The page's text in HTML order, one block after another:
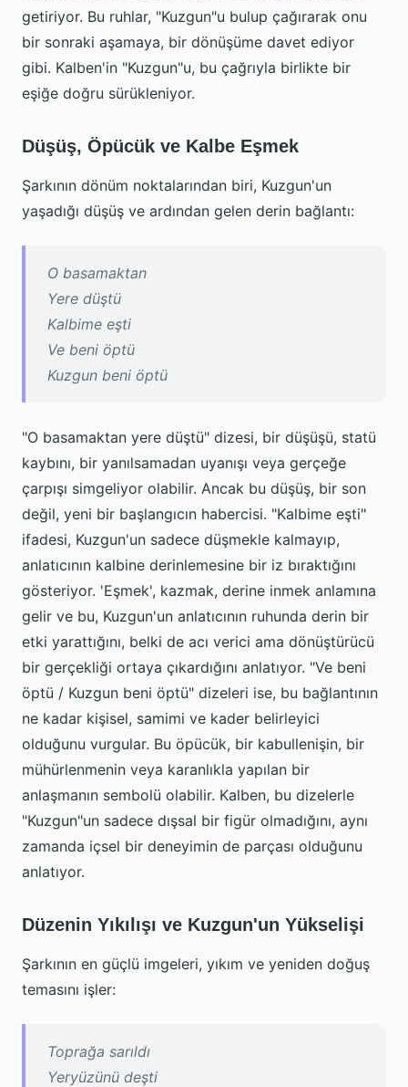
getiriyor. Bu ruhlar, "Kuzgun"u bulup çağırarak onu
bir sonraki aşamaya, bir dönüşüme davet ediyor
gibi. Kalben'in "Kuzgun"u, bu çağrıyla birlikte bir
eşiğe doğru sürükleniyor.
Düşüş, Öpücük ve Kalbe Eşmek
Şarkının dönüm noktalarından biri, Kuzgun'un
yaşadığı düşüş ve ardından gelen derin bağlantı:
O basamaktan
Yere düştü
Kalbime eşti
Ve beni öptü
Kuzgun beni öptü
"O basamaktan yere düştü" dizesi, bir düşüşü, statü
kaybını, bir yanılsamadan uyanışı veya gerçeğe
çarpışı simgeliyor olabilir. Ancak bu düşüş, bir son
değil, yeni bir başlangıcın habercisi. "Kalbime eşti"
ifadesi, Kuzgun'un sadece düşmekle kalmayıp,
anlatıcının kalbine derinlemesine bir iz bıraktığını
gösteriyor. 'Eşmek', kazmak, derine inmek anlamına
gelir ve bu, Kuzgun'un anlatıcının ruhunda derin bir
etki yarattığını, belki de acı verici ama dönüştürücü
bir gerçekliği ortaya çıkardığını anlatıyor. "Ve beni
öptü / Kuzgun beni öptü" dizeleri ise, bu bağlantının
ne kadar kişisel, samimi ve kader belirleyici
olduğunu vurgular. Bu öpücük, bir kabullenişin, bir
mühürlenmenin veya karanlıkla yapılan bir
anlaşmanın sembolü olabilir. Kalben, bu dizelerle
"Kuzgun"un sadece dışsal bir figür olmadığını, aynı
zamanda içsel bir deneyimin de parçası olduğunu
anlatıyor.
Düzenin Yıkılışı ve Kuzgun'un Yükselişi
Şarkının en güçlü imgeleri, yıkım ve yeniden doğuş
temasını işler:
Toprağa sarıldı
Yeryüzünü deşti